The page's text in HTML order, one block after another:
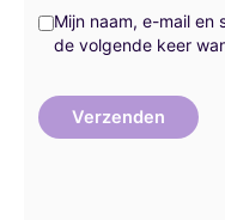
Mijn naam, e-mail en
de volgende keer